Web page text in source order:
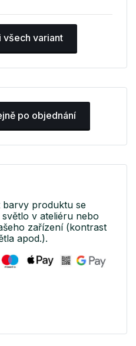
všech variant
po objednání
produktu se
v ateliéru nebo
zařízení (kontrast
apod.).